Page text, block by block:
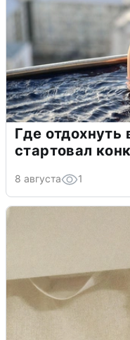
Где отдохнуть
стартовал
8 августа 1